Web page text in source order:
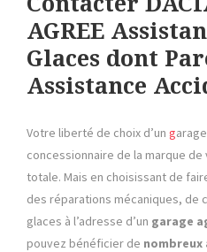
AGREE
Glaces dont
Assistance
Votre liberté de choix d’un g
concessionnaire de la marque de
totale. Mais en choisissant de
des réparations mécaniques, de
glaces à l’adresse d’un garage
pouvez bénéficier de nombreux